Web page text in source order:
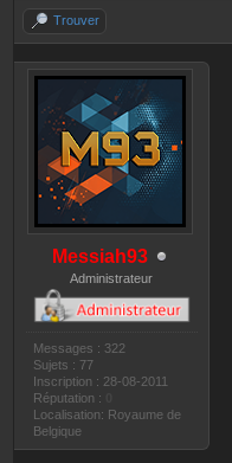
Trouver
Messiah93
Administrateur
Messages : 322
Sujets : 77
Inscription : 28-08-2011
Réputation :
Localisation: Royaume de
Belgique